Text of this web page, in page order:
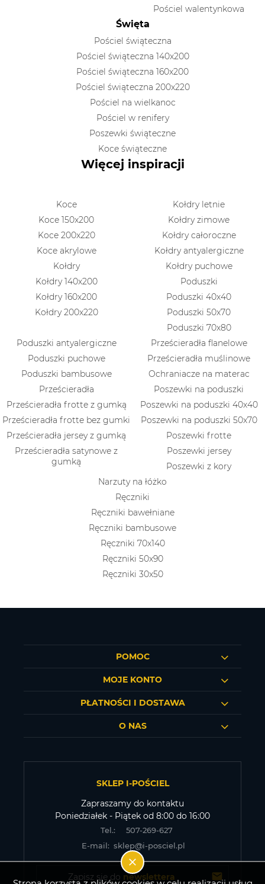
Pościel walentynkowa
Święta
Pościel świąteczna
Pościel świąteczna 140x200
Pościel świąteczna 160x200
Pościel świąteczna 200x220
Pościel na wielkanoc
Pościel w renifery
Poszewki świąteczne
Koce świąteczne
Więcej inspiracji
Koce
Koce 150x200
Koce 200x220
Koce akrylowe
Kołdry
Kołdry 140x200
Kołdry 160x200
Kołdry 200x220
Kołdry letnie
Kołdry zimowe
Kołdry całoroczne
Kołdry antyalergiczne
Kołdry puchowe
Poduszki
Poduszki 40x40
Poduszki 50x70
Poduszki 70x80
Poduszki antyalergiczne
Poduszki puchowe
Poduszki bambusowe
Prześcieradła
Prześcieradła frotte z gumką
Prześcieradła frotte bez gumki
Prześcieradła jersey z gumką
Prześcieradła satynowe z
gumką
Prześcieradła flanelowe
Prześcieradła muślinowe
Ochraniacze na materac
Poszewki na poduszki
Poszewki na poduszki 40x40
Poszewki na poduszki 50x70
Poszewki frotte
Poszewki jersey
Poszewki z kory
Narzuty na łóżko
Ręczniki
Ręczniki bawełniane
Ręczniki bambusowe
Ręczniki 70x140
Ręczniki 50x90
Ręczniki 30x50
POMOC
MOJE KONTO
PŁATNOŚCI I DOSTAWA
O NAS
SKLEP I-POŚCIEL
Zapraszamy do kontaktu
Poniedziałek - Piątek od 8:00 do 16:00
Tel.:
507-269-627
E-mail: sklep@i-posciel.pl
Zapisz się do newslettera